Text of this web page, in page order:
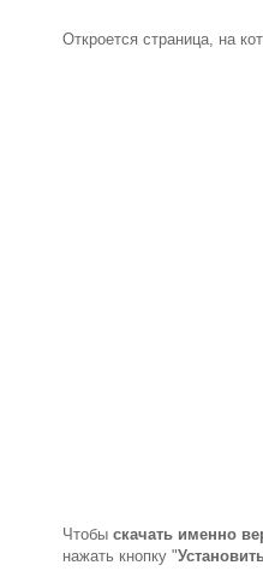
Откроется страница, на
Чтобы скачать именно
нажать кнопку "